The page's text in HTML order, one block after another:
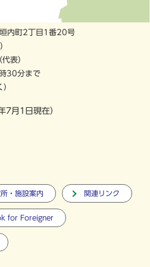
内町2丁目1番20号
）
表）
30分まで
7月1日現在）
・施設案内 関連リンク
for Foreigner